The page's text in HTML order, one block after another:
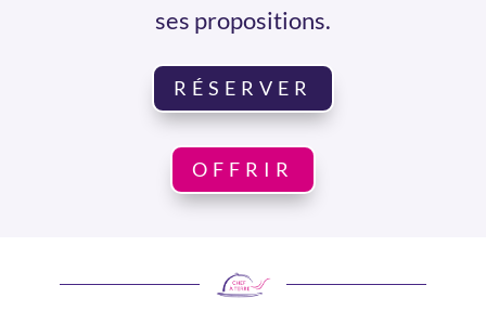
ses propositions.
RÉSERVER
OFFRIR